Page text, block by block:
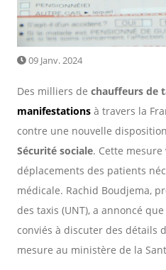
09 Janv. 2024
Des milliers de chauffeurs de
manifestations à travers la
contre une nouvelle
Sécurité sociale. Cette
déplacements des patients
médicale. Rachid Boudjema,
des taxis (UNT), a annoncé
conviés à discuter des détails
mesure au ministère de la